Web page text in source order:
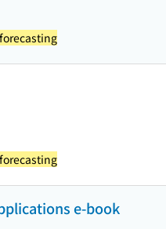
e-book